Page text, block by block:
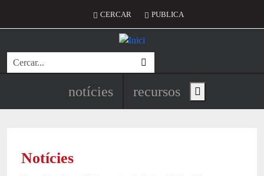
Menú del compte d'usuari
CERCAR PUBLICA
Cerca
Navegació principal de
notícies recursos Show main menu
Notícies